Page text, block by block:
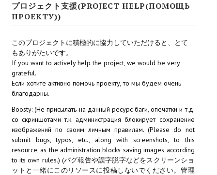
Star Trek Voyager Elite Force Remaster Fan Edition
Sacred Gold Remaster Fan Edition
Red Faction remaster Fan Edition
Aliens versus Predator 1 Remaster Fan Edition
Age of Pirates: Caribbean Tales Remaster Fan Edition
Корсары 3 Сундук мертвеца Remaster Fan Edition
Sea Dogs - City of Abandoned Ships Remaster Fan Edition
Sea Dogs Remaster Fan Edition
НОВОСТИ ПОРТАЛА
プロジェクト支援(PROJECT HELP(ПОМОЩЬ
ПРОЕКТУ))
このプロジェクトに積極的に協力していただけると、とて
もありがたいです。
If you want to actively help the project, we would be very
grateful.
Если хотите активно помочь проекту, то мы будем очень
благодарны.
Boosty: (Не присылать на данный ресурс баги, опечатки и т.д.
со скриншотами т.к. администрация блокирует сохранение
изображений по своим личным правилам. (Please do not
submit bugs, typos, etc., along with screenshots, to this
resource, as the administration blocks saving images according
to its own rules.) (バグ報告や誤字脱字などをスクリーンショ
ットと一緒にこのリソースに投稿しないでください。管理